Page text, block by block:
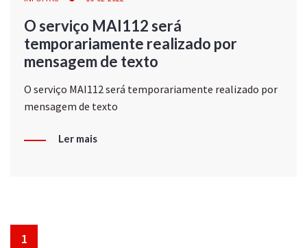
O serviço MAI112 será
temporariamente realizado por
mensagem de texto
O serviço MAI112 será temporariamente realizado por
mensagem de texto
Ler mais
1